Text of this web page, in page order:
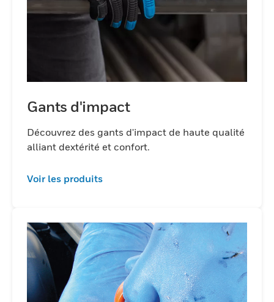
Gants d'impact
Découvrez des gants d'impact de haute qualité
alliant dextérité et confort.
Voir les produits